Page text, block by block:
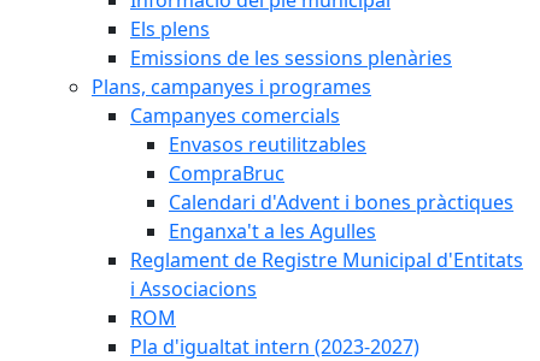
Els plens
Emissions de les sessions plenàries
Plans, campanyes i programes
Campanyes comercials
Envasos reutilitzables
CompraBruc
Calendari d'Advent i bones pràctiques
Enganxa't a les Agulles
Reglament de Registre Municipal d'Entitats
i Associacions
ROM
Pla d'igualtat intern (2023-2027)